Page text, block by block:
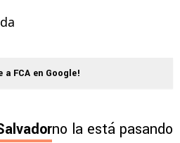
a FCA en Google!
no la está pasando